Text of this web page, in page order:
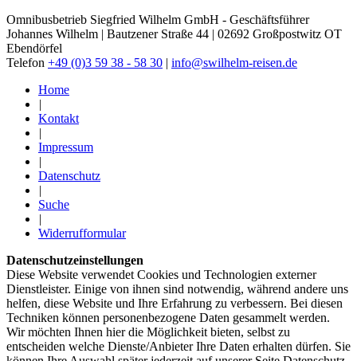
Omnibusbetrieb Siegfried Wilhelm GmbH - Geschäftsführer
Johannes Wilhelm | Bautzener Straße 44 | 02692 Großpostwitz OT
Ebendörfel
Telefon +49 (0)3 59 38 - 58 30 | info@swilhelm-reisen.de
Home
|
Kontakt
|
Impressum
|
Datenschutz
|
Suche
|
Widerrufformular
Datenschutzeinstellungen
Diese Website verwendet Cookies und Technologien externer
Dienstleister. Einige von ihnen sind notwendig, während andere uns
helfen, diese Website und Ihre Erfahrung zu verbessern. Bei diesen
Techniken können personenbezogene Daten gesammelt werden.
Wir möchten Ihnen hier die Möglichkeit bieten, selbst zu
entscheiden welche Dienste/­Anbieter Ihre Daten erhalten dürfen. Sie